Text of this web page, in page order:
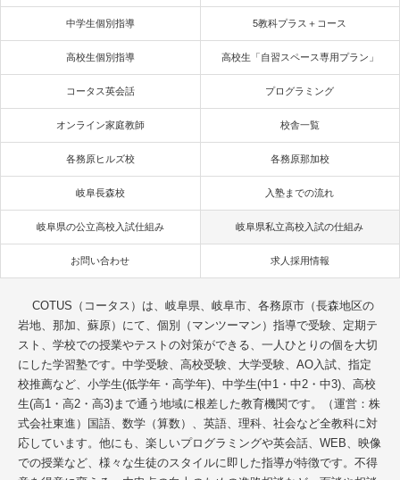
中学生個別指導 5教科プラス＋コース
高校生個別指導 高校生「自習スペース専用プラン」
コータス英会話 プログラミング
オンライン家庭教師 校舎一覧
各務原ヒルズ校 各務原那加校
岐阜長森校 入塾までの流れ
岐阜県の公立高校入試仕組み 岐阜県私立高校入試の仕組み
お問い合わせ 求人採用情報
COTUS（コータス）は、岐阜県、岐阜市、各務原市（長森地区の
岩地、那加、蘇原）にて、個別（マンツーマン）指導で受験、定期テ
スト、学校での授業やテストの対策ができる、一人ひとりの個を大切
にした学習塾です。中学受験、高校受験、大学受験、AO入試、指定
校推薦など、小学生(低学年・高学年)、中学生(中1・中2・中3)、高校
生(高1・高2・高3)まで通う地域に根差した教育機関です。（運営：株
式会社東進）国語、数学（算数）、英語、理科、社会など全教科に対
応しています。他にも、楽しいプログラミングや英会話、WEB、映像
での授業など、様々な生徒のスタイルに即した指導が特徴です。不得